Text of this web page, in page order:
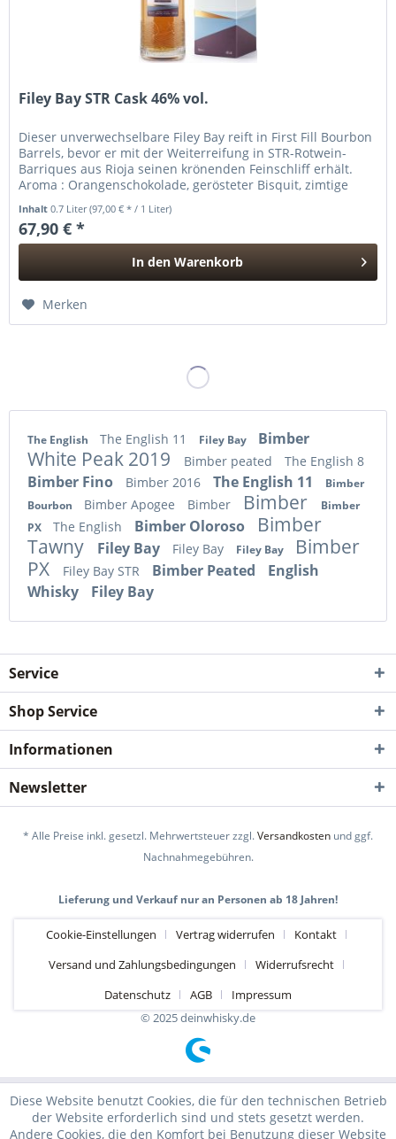
Filey Bay STR Cask 46% vol.
Dieser unverwechselbare Filey Bay reift in First Fill Bourbon
Barrels, bevor er mit der Weiterreifung in STR-Rotwein-
Barriques aus Rioja seinen krönenden Feinschliff erhält.
Aroma : Orangenschokolade, gerösteter Bisquit, zimtige
Inhalt0.7 Liter(97,00 € * / 1 Liter)
67,90 € *
In den Warenkorb
Merken
The English The English 11 Filey Bay Bimber
White Peak 2019 Bimber peated The English 8
Bimber Fino Bimber 2016 The English 11
Bimber
Bourbon
Bimber Apogee Bimber Bimber
Bimber
PX
The English Bimber Oloroso
Bimber
Tawny
Filey Bay Filey Bay Filey Bay
Bimber
PX
Filey Bay STR Bimber Peated
English
Whisky
Filey Bay
Service
Shop Service
Informationen
Newsletter
* Alle Preise inkl. gesetzl. Mehrwertsteuer zzgl.Versandkosten und ggf.
Nachnahmegebühren.
Lieferung und Verkauf nur an Personen ab 18 Jahren!
Cookie-Einstellungen Vertrag widerrufen
Kontakt
Versand und Zahlungsbedingungen
Widerrufsrecht
Datenschutz
AGB
Impressum
© 2025 deinwhisky.de
Diese Website benutzt Cookies, die für den technischen Betrieb
der Website erforderlich sind und stets gesetzt werden.
Andere Cookies, die den Komfort bei Benutzung dieser Website